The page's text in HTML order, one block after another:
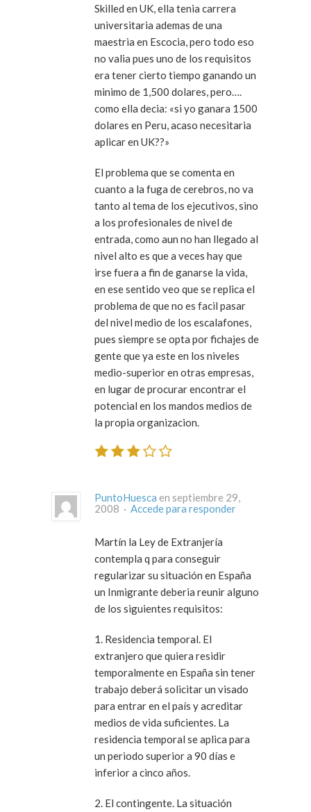
Skilled en UK, ella tenia carrera
universitaria ademas de una
maestria en Escocia, pero todo eso
no valia pues uno de los requisitos
era tener cierto tiempo ganando un
minimo de 1,500 dolares, pero….
como ella decia: «si yo ganara 1500
dolares en Peru, acaso necesitaria
aplicar en UK??»
El problema que se comenta en
cuanto a la fuga de cerebros, no va
tanto al tema de los ejecutivos, sino
a los profesionales de nivel de
entrada, como aun no han llegado al
nivel alto es que a veces hay que
irse fuera a fin de ganarse la vida,
en ese sentido veo que se replica el
problema de que no es facil pasar
del nivel medio de los escalafones,
pues siempre se opta por fichajes de
gente que ya este en los niveles
medio-superior en otras empresas,
en lugar de procurar encontrar el
potencial en los mandos medios de
la propia organizacion.
PuntoHuesca en septiembre 29,
2008 · Accede para responder
Martín la Ley de Extranjería
contempla q para conseguir
regularizar su situación en España
un Inmigrante deberia reunir alguno
de los siguientes requisitos:
1. Residencia temporal. El
extranjero que quiera residir
temporalmente en España sin tener
trabajo deberá solicitar un visado
para entrar en el país y acreditar
medios de vida suficientes. La
residencia temporal se aplica para
un periodo superior a 90 días e
inferior a cinco años.
2. El contingente. La situación